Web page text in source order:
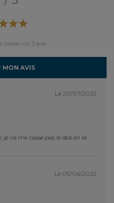
basée sur 3 avis
MON AVIS
Le 20/07/2022
ne me casse pas le dos en la
Le 09/06/2022